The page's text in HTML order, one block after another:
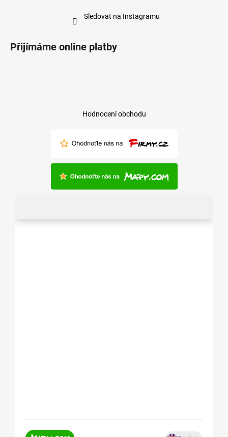
Sledovat na Instagramu
Přijímáme online platby
Hodnocení obchodu